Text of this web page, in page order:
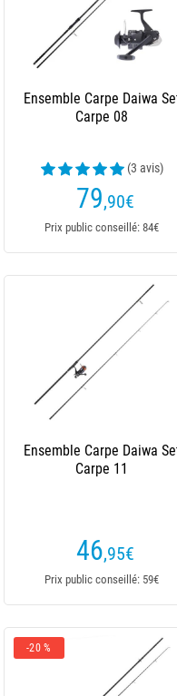
Ensemble Carpe Daiwa
Carpe 08
(3 avis)
79,90€
Prix public conseillé: 84€
Ensemble Carpe Daiwa
Carpe 11
46,95€
Prix public conseillé: 59€
-20 %